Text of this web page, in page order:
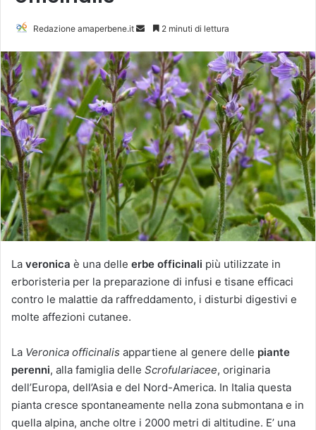
Redazione amaperbene.it
v
i
a
u
n
'
e
m
a
i
l
2 minuti di lettura
La veronica è una delle erbe officinali più utilizzate in
erboristeria per la preparazione di infusi e tisane efficaci
contro le malattie da raffreddamento, i disturbi digestivi e
molte affezioni cutanee.
La Veronica officinalis appartiene al genere delle piante
perenni, alla famiglia delle Scrofulariacee, originaria
dell’Europa, dell’Asia e del Nord-America. In Italia questa
pianta cresce spontaneamente nella zona submontana e in
quella alpina, anche oltre i 2000 metri di altitudine. E’ una